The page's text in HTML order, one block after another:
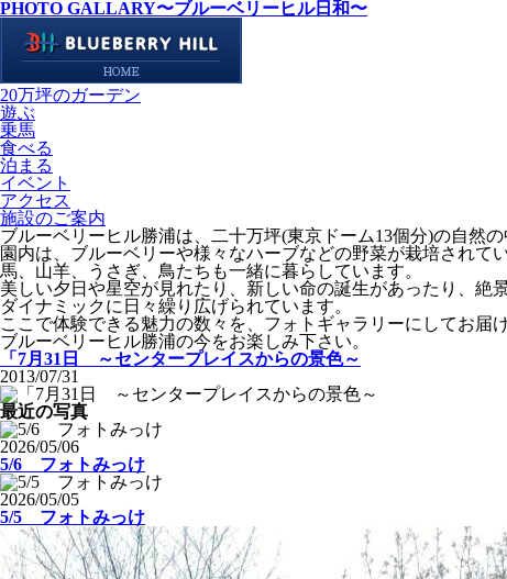
PHOTO GALLARY〜ブルーベリーヒル日和〜
20万坪のガーデン
遊ぶ
乗馬
食べる
泊まる
イベント
アクセス
施設のご案内
ブルーベリーヒル勝浦は、二十万坪(東京ドーム13個分)の自然の
園内は、ブルーベリーや様々なハーブなどの野菜が栽培されてい
馬、山羊、うさぎ、鳥たちも一緒に暮らしています。
美しい夕日や星空が見れたり、新しい命の誕生があったり、絶
ダイナミックに日々繰り広げられています。
ここで体験できる魅力の数々を、フォトギャラリーにしてお届
ブルーベリーヒル勝浦の今をお楽しみ下さい。
「7月31日 ～センタープレイスからの景色～
2013/07/31
最近の写真
2026/05/06
5/6 フォトみっけ
2026/05/05
5/5 フォトみっけ